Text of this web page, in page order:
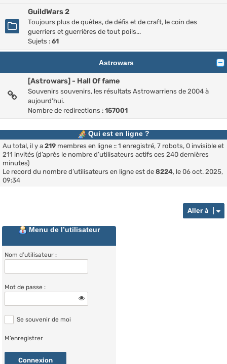
GuildWars 2
Toujours plus de quêtes, de défis et de craft, le coin des
guerriers et guerrières de tout poils...
Sujets : 61
Astrowars
[Astrowars] - Hall Of fame
Souvenirs souvenirs, les résultats Astrowarriens de 2004 à
aujourd'hui.
Nombre de redirections : 157001
Qui est en ligne ?
Au total, il y a 219 membres en ligne :: 1 enregistré, 7 robots, 0 invisible et
211 invités (d’après le nombre d’utilisateurs actifs ces 240 dernières
minutes)
Le record du nombre d’utilisateurs en ligne est de 8224, le 06 oct. 2025,
09:34
Aller à
Menu de l’utilisateur
Nom d’utilisateur :
Mot de passe :
Se souvenir de moi
M’enregistrer